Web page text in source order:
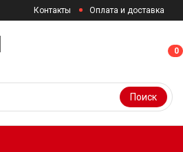
Контакты Оплата и доставка
Поиск
00